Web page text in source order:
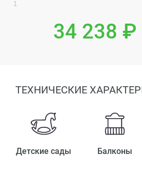
1
34 238 ₽
ТЕХНИЧЕСКИЕ
Детские сады Балконы